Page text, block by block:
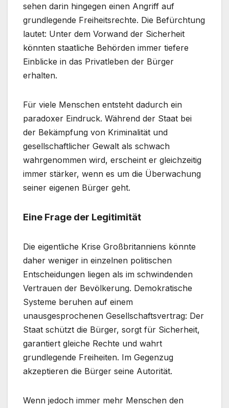
sehen darin hingegen einen Angriff auf
grundlegende Freiheitsrechte. Die Befürchtung
lautet: Unter dem Vorwand der Sicherheit
könnten staatliche Behörden immer tiefere
Einblicke in das Privatleben der Bürger
erhalten.
Für viele Menschen entsteht dadurch ein
paradoxer Eindruck. Während der Staat bei
der Bekämpfung von Kriminalität und
gesellschaftlicher Gewalt als schwach
wahrgenommen wird, erscheint er gleichzeitig
immer stärker, wenn es um die Überwachung
seiner eigenen Bürger geht.
Eine Frage der Legitimität
Die eigentliche Krise Großbritanniens könnte
daher weniger in einzelnen politischen
Entscheidungen liegen als im schwindenden
Vertrauen der Bevölkerung. Demokratische
Systeme beruhen auf einem
unausgesprochenen Gesellschaftsvertrag: Der
Staat schützt die Bürger, sorgt für Sicherheit,
garantiert gleiche Rechte und wahrt
grundlegende Freiheiten. Im Gegenzug
akzeptieren die Bürger seine Autorität.
Wenn jedoch immer mehr Menschen den